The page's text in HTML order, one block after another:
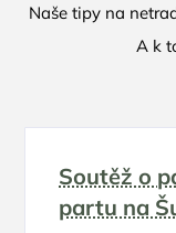
Naše tipy na
A k
Soutěž o
partu na